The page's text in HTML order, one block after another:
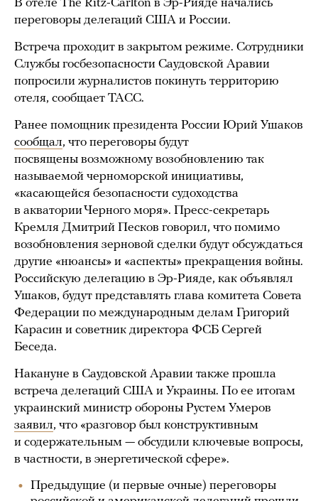
В отеле The Ritz-Carlton в Эр-Рияде начались
переговоры делегаций США и России.
Встреча проходит в закрытом режиме. Сотрудники
Службы госбезопасности Саудовской Аравии
попросили журналистов покинуть территорию
отеля, сообщает ТАСС.
Ранее помощник президента России Юрий Ушаков
сообщал, что переговоры будут
посвящены возможному возобновлению так
называемой черноморской инициативы,
«касающейся безопасности судоходства
в акватории Черного моря». Пресс-секретарь
Кремля Дмитрий Песков говорил, что помимо
возобновления зерновой сделки будут обсуждаться
другие «нюансы» и «аспекты» прекращения войны.
Российскую делегацию в Эр-Рияде, как объявлял
Ушаков, будут представлять глава комитета Совета
Федерации по международным делам Григорий
Карасин и советник директора ФСБ Сергей
Беседа.
Накануне в Саудовской Аравии также прошла
встреча делегаций США и Украины. По ее итогам
украинский министр обороны Рустем Умеров
заявил, что «разговор был конструктивным
и содержательным — обсудили ключевые вопросы,
в частности, в энергетической сфере».
Предыдущие (и первые очные) переговоры